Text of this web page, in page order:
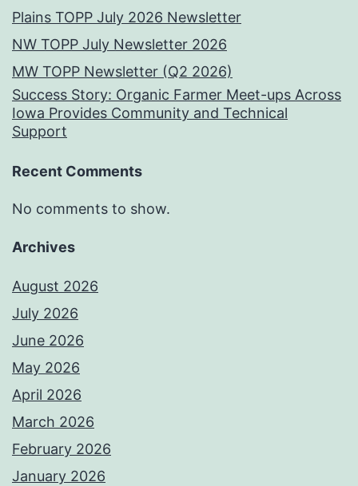
Plains TOPP July 2026 Newsletter
NW TOPP July Newsletter 2026
MW TOPP Newsletter (Q2 2026)
Success Story: Organic Farmer Meet-ups Across
Iowa Provides Community and Technical
Support
Recent Comments
No comments to show.
Archives
August 2026
July 2026
June 2026
May 2026
April 2026
March 2026
February 2026
January 2026